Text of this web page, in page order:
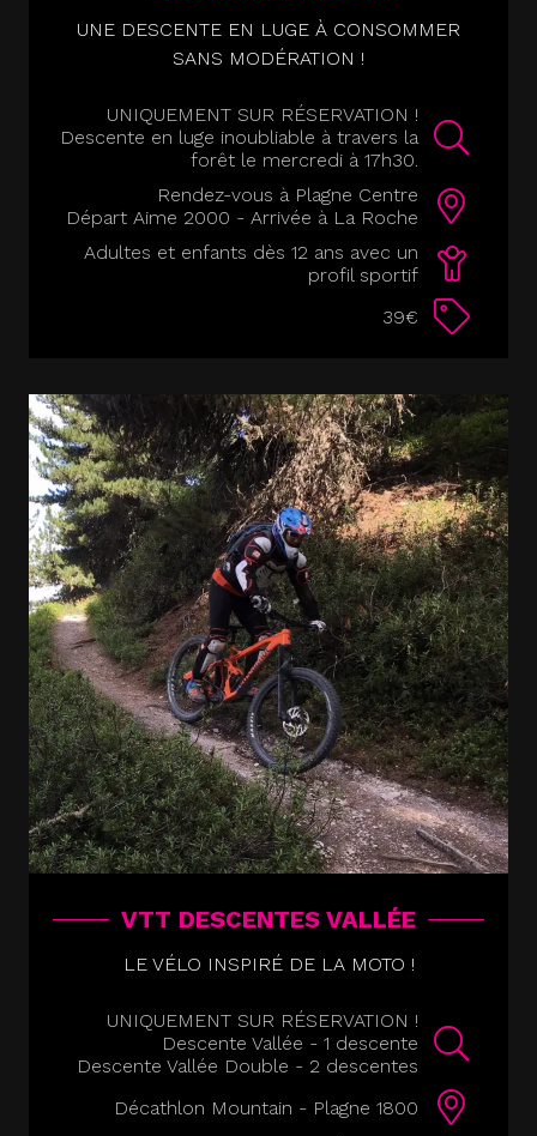
UNE DESCENTE EN LUGE À CONSOMMER
SANS MODÉRATION !
UNIQUEMENT SUR RÉSERVATION !
Descente en luge inoubliable à travers la
forêt le mercredi à 17h30.
Rendez-vous à Plagne Centre
Départ Aime 2000 - Arrivée à La Roche
Adultes et enfants dès 12 ans avec un
profil sportif
39€
VTT DESCENTES VALLÉE
LE VÉLO INSPIRÉ DE LA MOTO !
UNIQUEMENT SUR RÉSERVATION !
Descente Vallée - 1 descente
Descente Vallée Double - 2 descentes
Décathlon Mountain - Plagne 1800